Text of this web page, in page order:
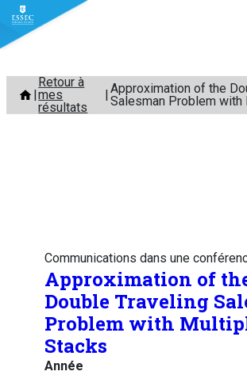
Aller
contenu
Retour à
mes
résultats
Approximation of the
Salesman Problem
Communications dans une
Approximation of
Double Traveling
Problem with
Stacks
Année